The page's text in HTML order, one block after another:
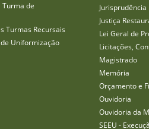
Turma de
Turmas Recursais
Uniformização
Jurisprudência
Justiça
Lei Geral de
Licitações,
Magistrado
Memória
Orçamento e
Ouvidoria
Ouvidoria da
SEEU -